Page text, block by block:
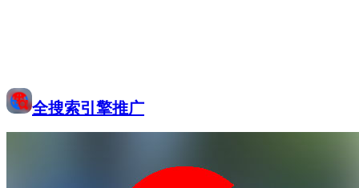
全搜索引擎推广